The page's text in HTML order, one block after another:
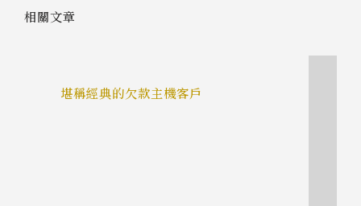
相關文章
堪稱經典的欠款主機客戶